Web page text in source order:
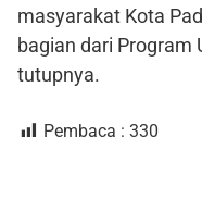
masyarakat Kota
bagian dari Program
tutupnya.
Pembaca : 330